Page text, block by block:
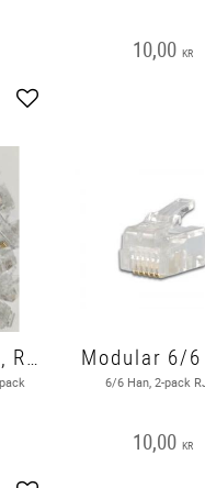
Add to favorites
10,00 KR
Modular 6/4, RJ11 25 Pack
6/6 Han, 2-pack
10,00 KR